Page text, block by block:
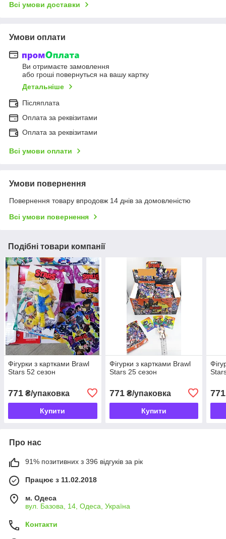
Всі умови доставки
Умови оплати
Ви отримаєте замовлення
або гроші повернуться на вашу картку
Детальніше
Післяплата
Оплата за реквізитами
Оплата за реквізитами
Всі умови оплати
Умови повернення
Повернення товару впродовж 14 днів за домовленістю
Всі умови повернення
Подібні товари компанії
Фігурки з картками Brawl
Stars 52 сезон
771 ₴/упаковка
Купити
Фігурки з картками Brawl
Stars 25 сезон
771₴/упаковка
Купити
771
Про нас
91% позитивних з 396 відгуків за рік
Працює з 11.02.2018
м. Одеса
вул. Базова, 14, Одеса, Україна
Контакти